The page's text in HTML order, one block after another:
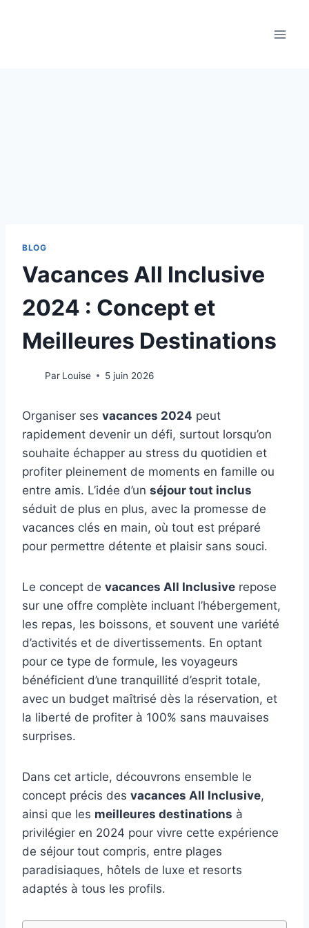
BLOG
Vacances All Inclusive
2024 : Concept et
Meilleures Destinations
Par Louise 5 juin 2026
Organiser ses vacances 2024 peut
rapidement devenir un défi, surtout lorsqu’on
souhaite échapper au stress du quotidien et
profiter pleinement de moments en famille ou
entre amis. L’idée d’un séjour tout inclus
séduit de plus en plus, avec la promesse de
vacances clés en main, où tout est préparé
pour permettre détente et plaisir sans souci.
Le concept de vacances All Inclusive repose
sur une offre complète incluant l’hébergement,
les repas, les boissons, et souvent une variété
d’activités et de divertissements. En optant
pour ce type de formule, les voyageurs
bénéficient d’une tranquillité d’esprit totale,
avec un budget maîtrisé dès la réservation, et
la liberté de profiter à 100% sans mauvaises
surprises.
Dans cet article, découvrons ensemble le
concept précis des vacances All Inclusive,
ainsi que les meilleures destinations à
privilégier en 2024 pour vivre cette expérience
de séjour tout compris, entre plages
paradisiaques, hôtels de luxe et resorts
adaptés à tous les profils.